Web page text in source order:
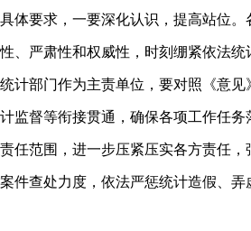
体要求，一要深化认识，提高站位
、严肃性和权威性，时刻绷紧依法
计部门作为主责单位，要对照《意
监督等衔接贯通，确保各项工作任
任范围，进一步压紧压实各方责任
件查处力度，依法严惩统计造假、弄